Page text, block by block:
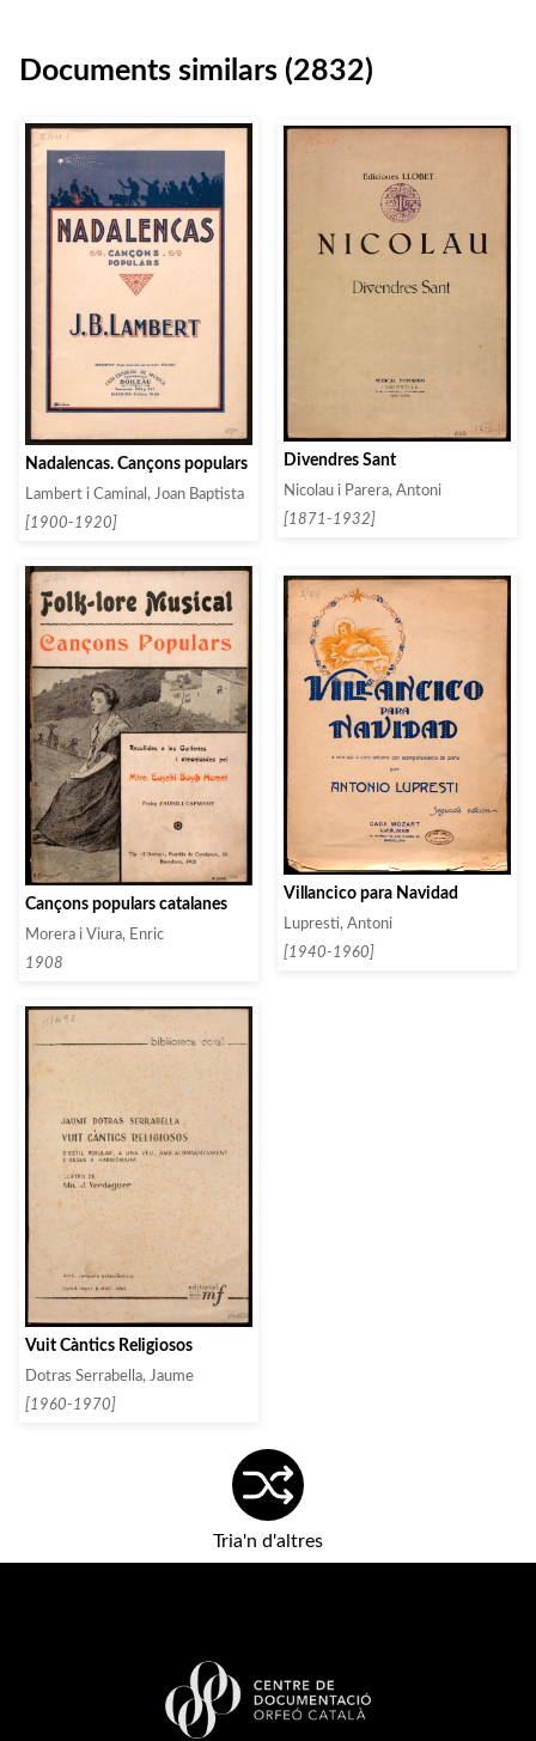
Documents similars (2832)
Nadalencas. Cançons populars
Lambert i Caminal, Joan Baptista
[1900-1920]
Divendres Sant
Nicolau i Parera, Antoni
[1871-1932]
Cançons populars catalanes
Morera i Viura, Enric
1908
Villancico para Navidad
Lupresti, Antoni
[1940-1960]
Vuit Càntics Religiosos
Dotras Serrabella, Jaume
[1960-1970]
Tria'n d'altres